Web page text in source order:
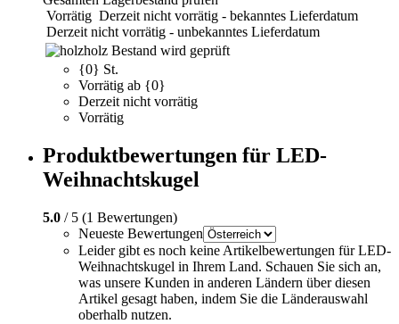
Vorrätig Derzeit nicht vorrätig - bekanntes Lieferdatum
Derzeit nicht vorrätig - unbekanntes Lieferdatum
holz Bestand wird geprüft
{0} St.
Vorrätig ab {0}
Derzeit nicht vorrätig
Vorrätig
Produktbewertungen für LED-
Weihnachtskugel
5.0 / 5 (1 Bewertungen)
Neueste Bewertungen
Leider gibt es noch keine Artikelbewertungen für LED-
Weihnachtskugel in Ihrem Land. Schauen Sie sich an,
was unsere Kunden in anderen Ländern über diesen
Artikel gesagt haben, indem Sie die Länderauswahl
oberhalb nutzen.